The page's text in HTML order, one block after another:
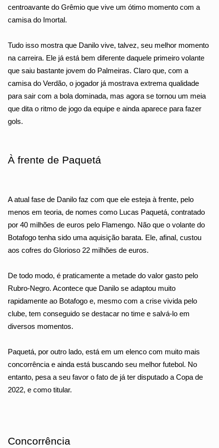
centroavante do Grêmio que vive um ótimo momento com a
camisa do Imortal.
Tudo isso mostra que Danilo vive, talvez, seu melhor momento
na carreira. Ele já está bem diferente daquele primeiro volante
que saiu bastante jovem do Palmeiras. Claro que, com a
camisa do Verdão, o jogador já mostrava extrema qualidade
para sair com a bola dominada, mas agora se tornou um meia
que dita o ritmo de jogo da equipe e ainda aparece para fazer
gols.
À frente de Paquetá
A atual fase de Danilo faz com que ele esteja à frente, pelo
menos em teoria, de nomes como Lucas Paquetá, contratado
por 40 milhões de euros pelo Flamengo. Não que o volante do
Botafogo tenha sido uma aquisição barata. Ele, afinal, custou
aos cofres do Glorioso 22 milhões de euros.
De todo modo, é praticamente a metade do valor gasto pelo
Rubro-Negro. Acontece que Danilo se adaptou muito
rapidamente ao Botafogo e, mesmo com a crise vivida pelo
clube, tem conseguido se destacar no time e salvá-lo em
diversos momentos.
Paquetá, por outro lado, está em um elenco com muito mais
concorrência e ainda está buscando seu melhor futebol. No
entanto, pesa a seu favor o fato de já ter disputado a Copa de
2022, e como titular.
Concorrência